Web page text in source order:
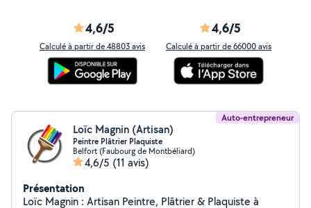
4,6/5
Calculé à partir de 48803 avis
4,6/5
Calculé à partir de 66000 avis
Auto-entrepreneur
Loïc Magnin (Artisan)
Peintre Plâtrier Plaquiste
Belfort (Faubourg de Montbéliard)
4,6/5 (11 avis)
Présentation
Loïc Magnin : Artisan Peintre, Plâtrier & Plaquiste à